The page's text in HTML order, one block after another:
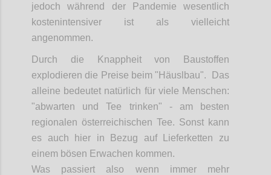
jedoch während der Pandemie wesentlich
kostenintensiver ist als vielleicht
angenommen.
Durch die Knappheit von Baustoffen
explodieren die Preise beim "Häuslbau". Das
alleine bedeutet natürlich für viele Menschen:
"abwarten und Tee trinken" - am besten
regionalen österreichischen Tee. Sonst kann
es auch hier in Bezug auf Lieferketten zu
einem bösen Erwachen kommen.
Was passiert also wenn immer mehr